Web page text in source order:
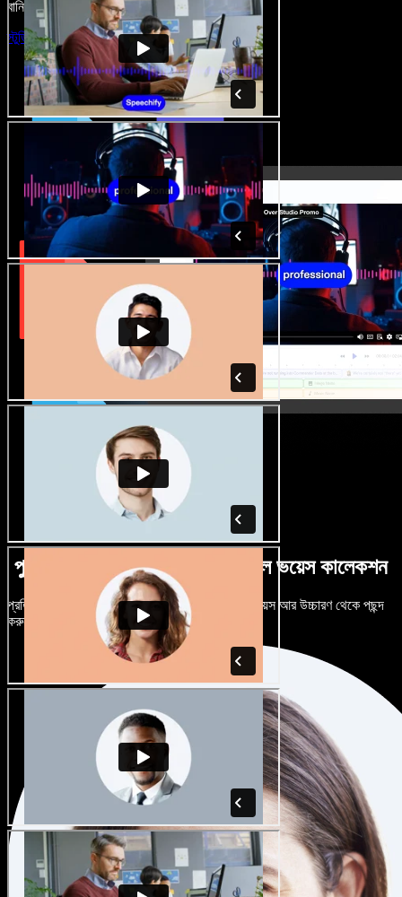
বানিয়ে ফেলুন।
স্টুডিও চালু করুন
পুরুষ-নারী ভেদে নানান উচ্চারণে বিশাল ভয়েস কালেকশন
প্রতিটি প্রজেক্টকে আলাদা শোনাতে দিন। শত শত AI ভয়েস আর উচ্চারণ থেকে পছন্দ
করুন, নিজের মতো টিউন করুন।